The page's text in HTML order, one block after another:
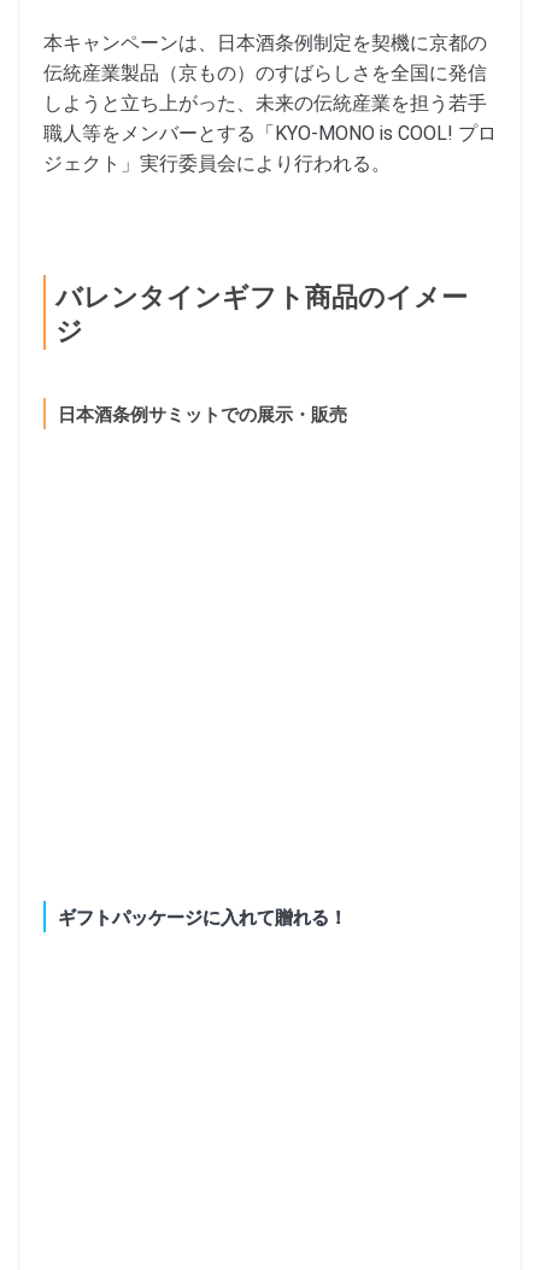
本キャンペーンは、日本酒条例制定を契機に京都の
伝統産業製品（京もの）のすばらしさを全国に発信
しようと立ち上がった、未来の伝統産業を担う若手
職人等をメンバーとする「KYO-MONO is COOL! プロ
ジェクト」実行委員会により行われる。
バレンタインギフト商品のイメー
ジ
日本酒条例サミットでの展示・販売
ギフトパッケージに入れて贈れる！